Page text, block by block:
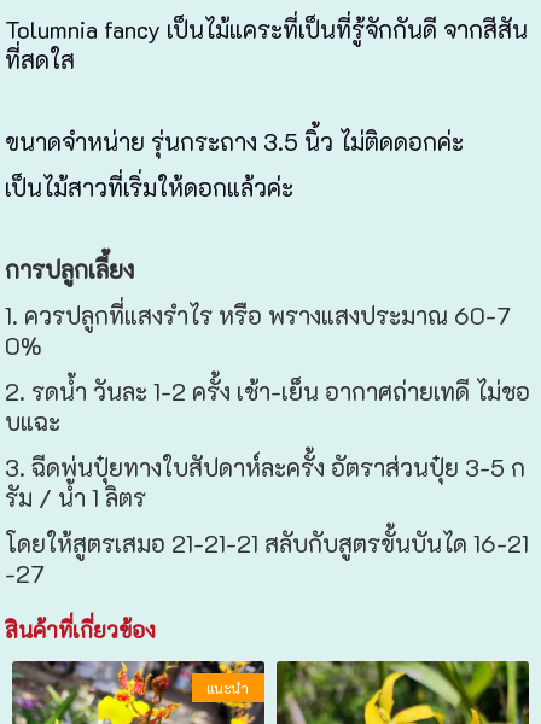
Tolumnia fancy เป็นไม้แคระที่เป็นที่รู้จักกันดี จากสีสัน
ที่สดใส
ขนาดจำหน่าย รุ่นกระถาง 3.5 นิ้ว ไม่ติดดอกค่ะ
เป็นไม้สาวที่เริ่มให้ดอกแล้วค่ะ
การปลูกเลี้ยง
1. ควรปลูกที่แสงรำไร หรือ พรางแสงประมาณ 60-7
0%
2. รดน้ำ วันละ 1-2 ครั้ง เช้า-เย็น อากาศถ่ายเทดี ไม่ชอ
บแฉะ
3. ฉีดพ่นปุ๋ยทางใบสัปดาห์ละครั้ง อัตราส่วนปุ๋ย 3-5 ก
รัม / น้ำ 1 ลิตร
โดยให้สูตรเสมอ 21-21-21 สลับกับสูตรขั้นบันได 16-21
-27
สินค้าที่เกี่ยวข้อง
แนะนำ